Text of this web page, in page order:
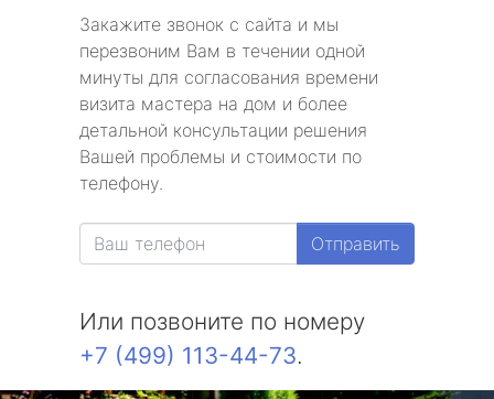
Закажите звонок с сайта и мы
перезвоним Вам в течении одной
минуты для согласования времени
визита мастера на дом и более
детальной консультации решения
Вашей проблемы и стоимости по
телефону.
Отправить
Или позвоните по номеру
+7 (499) 113-44-73.